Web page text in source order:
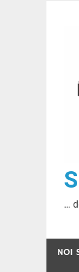
…
NOI